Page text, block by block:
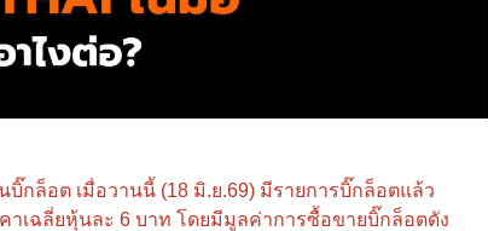
กล็อต เมื่อวานนี้ (18 มิ.ย.69) มีรายการบิ๊กล็อตแล้ว
าเฉลี่ยหุ้นละ 6 บาท โดยมีมูลค่าการซื้อขายบิ๊กล็อตดัง